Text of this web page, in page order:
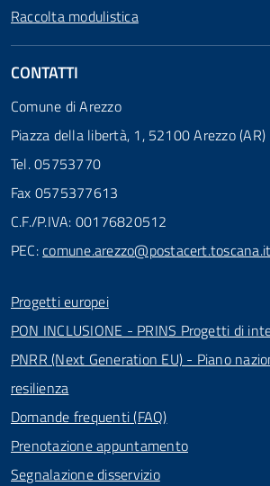
Raccolta modulistica
CONTATTI
Comune di Arezzo
Piazza della libertà, 1, 52100 Arezzo (AR)
Tel. 05753770
Fax 0575377613
C.F./P.IVA: 00176820512
PEC:comune.arezzo@postacert.toscana.it
Progetti europei
PON INCLUSIONE - PRINS Progetti di
PNRR (Next Generation EU) - Piano
resilienza
Domande frequenti (FAQ)
Prenotazione appuntamento
Segnalazione disservizio